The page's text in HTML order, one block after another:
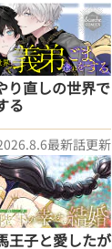
り直しの世界で
る
最新話更新
王子と愛したが